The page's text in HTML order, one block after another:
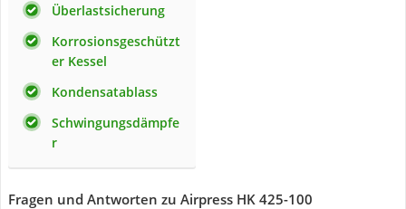
Überlastsicherung
Korrosionsgeschützt
er Kessel
Kondensatablass
Schwingungsdämpfe
r
Fragen und Antworten zu Airpress HK 425-100